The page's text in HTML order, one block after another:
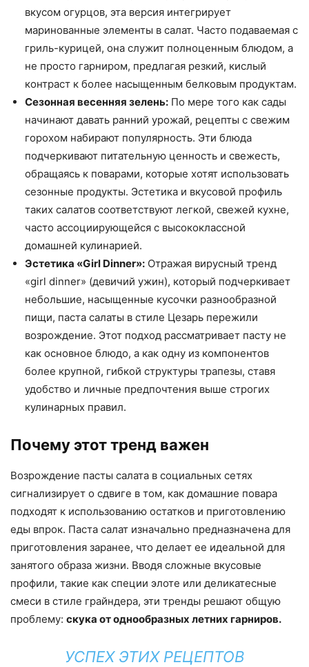
вкусом огурцов, эта версия интегрирует
маринованные элементы в салат. Часто подаваемая с
гриль-курицей, она служит полноценным блюдом, а
не просто гарниром, предлагая резкий, кислый
контраст к более насыщенным белковым продуктам.
Сезонная весенняя зелень: По мере того как сады
начинают давать ранний урожай, рецепты с свежим
горохом набирают популярность. Эти блюда
подчеркивают питательную ценность и свежесть,
обращаясь к поварами, которые хотят использовать
сезонные продукты. Эстетика и вкусовой профиль
таких салатов соответствуют легкой, свежей кухне,
часто ассоциирующейся с высококлассной
домашней кулинарией.
Эстетика «Girl Dinner»: Отражая вирусный тренд
«girl dinner» (девичий ужин), который подчеркивает
небольшие, насыщенные кусочки разнообразной
пищи, паста салаты в стиле Цезарь пережили
возрождение. Этот подход рассматривает пасту не
как основное блюдо, а как одну из компонентов
более крупной, гибкой структуры трапезы, ставя
удобство и личные предпочтения выше строгих
кулинарных правил.
Почему этот тренд важен
Возрождение пасты салата в социальных сетях
сигнализирует о сдвиге в том, как домашние повара
подходят к использованию остатков и приготовлению
еды впрок. Паста салат изначально предназначена для
приготовления заранее, что делает ее идеальной для
занятого образа жизни. Вводя сложные вкусовые
профили, такие как специи элоте или деликатесные
смеси в стиле грайндера, эти тренды решают общую
проблему: скука от однообразных летних гарниров.
УСПЕХ ЭТИХ РЕЦЕПТОВ